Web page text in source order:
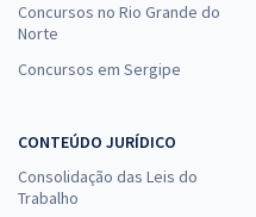
Concursos no Rio Grande do
Norte
Concursos em Sergipe
CONTEÚDO JURÍDICO
Consolidação das Leis do
Trabalho